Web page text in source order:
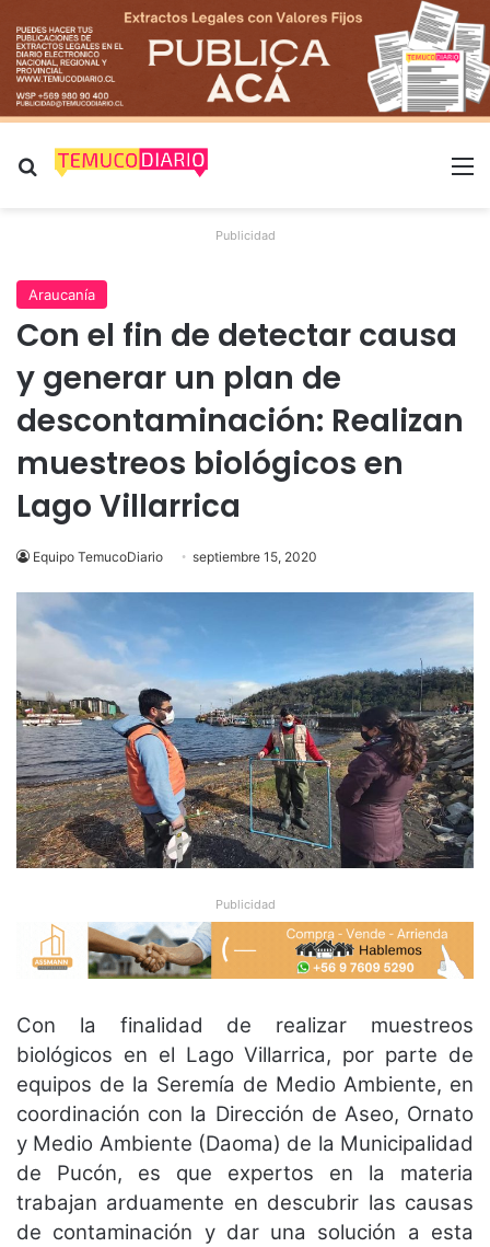
Buscar por
Publicidad
Araucanía
Con el fin de detectar causa
y generar un plan de
descontaminación: Realizan
muestreos biológicos en
Lago Villarrica
Equipo TemucoDiario septiembre 15, 2020
Publicidad
Con la finalidad de realizar muestreos
biológicos en el Lago Villarrica, por parte de
equipos de la Seremía de Medio Ambiente, en
coordinación con la Dirección de Aseo, Ornato
y Medio Ambiente (Daoma) de la Municipalidad
de Pucón, es que expertos en la materia
trabajan arduamente en descubrir las causas
de contaminación y dar una solución a esta